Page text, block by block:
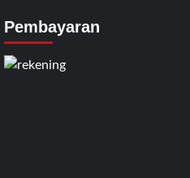
Pembayaran